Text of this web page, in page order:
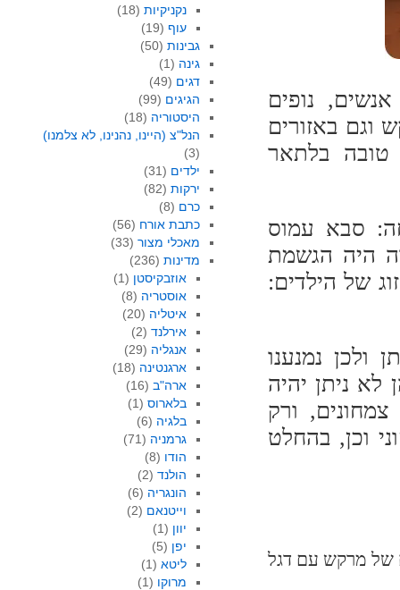
נופים
וגם באזורים
טובה בלתאר
בני משפחה: סבא עמוס
היה הגשמת
של הילדים:
נמנענו
ניתן יהיה
ורק
וכן, בהחלט
של מרקש עם דגל
נקניקיות (18)
עוף (19)
גבינות(50)
גינה (1)
דגים (49)
הגיגים (99)
היסטוריה (18)
הנל"צ (היינו, נהנינו, לא צלמנו)
(3)
ילדים (31)
ירקות(82)
כרם (8)
כתבת אורח (56)
מאכלי מצור(33)
מדינות(236)
אוזבקיסטן (1)
אוסטריה (8)
איטליה (20)
אירלנד (2)
אנגליה (29)
ארגנטינה (18)
ארה"ב (16)
בלארוס (1)
בלגיה (6)
גרמניה (71)
הודו (8)
הולנד (2)
הונגריה (6)
וייטנאם (2)
יוון (1)
יפן (5)
ליטא (1)
מרוקו (1)